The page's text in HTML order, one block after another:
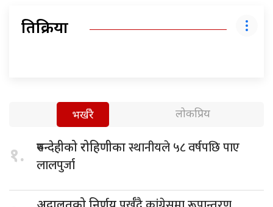
प्रतिक्रिया
भर्खरै लोकप्रिय
१. रुपन्देहीको रोहिणीकास्थानीयले ५८ वर्षपछि पाए
लालपुर्जा